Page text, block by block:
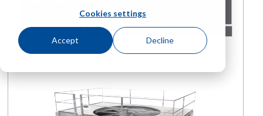
Cookies settings
Accept Decline